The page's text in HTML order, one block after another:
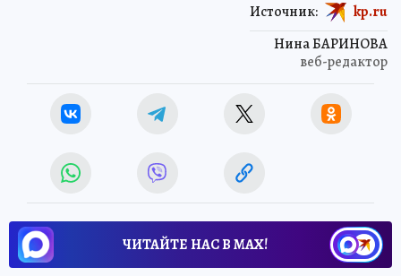
Нина БАРИНОВА
веб-редактор
Источник: kp.ru
ЧИТАЙТЕ НАС В МАХ!